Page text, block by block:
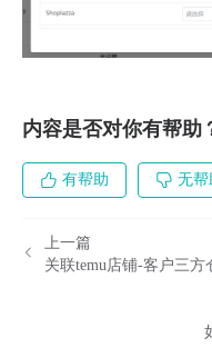
内容是否对你有帮助
有帮助 无帮
上一篇
关联temu店铺-客户三方